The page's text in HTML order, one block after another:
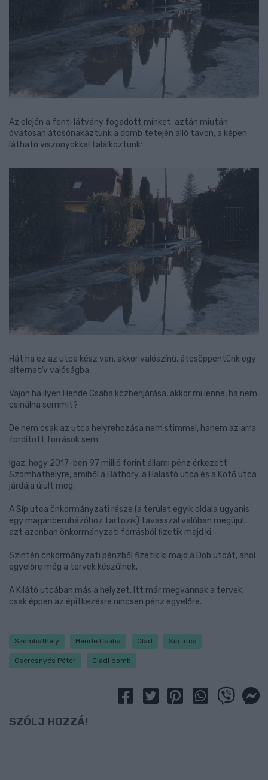
Az elején a fenti látvány fogadott minket, aztán miután
óvatosan átcsónakáztunk a domb tetején álló tavon, a képen
látható viszonyokkal találkoztunk:
Hát ha ez az utca kész van, akkor valószínű, átcsöppentünk egy
alternatív valóságba.
Vajon ha ilyen Hende Csaba közbenjárása, akkor mi lenne, ha nem
csinálna semmit?
De nem csak az utca helyrehozása nem stimmel, hanem az arra
fordított források sem.
Igaz, hogy 2017-ben 97 millió forint állami pénz érkezett
Szombathelyre, amiből a Báthory, a Halastó utca és a Kötő utca
járdája újult meg.
A Síp utca önkormányzati része (a terület egyik oldala ugyanis
egy magánberuházóhoz tartozik) tavasszal valóban megújul,
azt azonban önkormányzati forrásból fizetik majd ki.
Szintén önkormányzati pénzből fizetik ki majd a Dob utcát, ahol
egyelőre még a tervek készülnek.
A Kilátó utcában más a helyzet. Itt már megvannak a tervek,
csak éppen az építkezésre nincsen pénz egyelőre.
Szombathely Hende Csaba Olad Síp utca
Cseresnyés Péter Oladi domb
SZÓLJ HOZZÁ!